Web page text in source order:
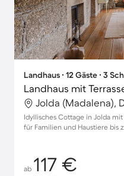
Landhaus ∙ 12 Gäste ∙ 3
Idyllisches Cottage in Jolda
für Familien und Haustiere bis
ab 117 €